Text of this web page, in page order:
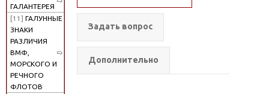
ГАЛАНТЕРЕЯ
[11] ГАЛУННЫЕ
ЗНАКИ
РАЗЛИЧИЯ
ВМФ,
МОРСКОГО И
РЕЧНОГО
ФЛОТОВ
Задать вопрос
Дополнительно